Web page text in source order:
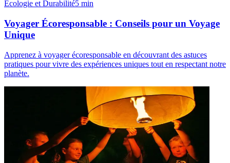
Écologie et Durabilité5 min
Voyager Écoresponsable : Conseils pour un Voyage
Unique
Apprenez à voyager écoresponsable en découvrant des astuces
pratiques pour vivre des expériences uniques tout en respectant notre
planète.